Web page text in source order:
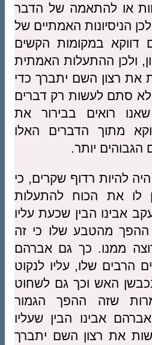
או להתאמה של הדבר
הניסיונות האמתיים של
דווקא במקומות הקשים
ולכן ההתעלות האמתית
רצון השם יתברך כדי
סתם לעשות רק דברים
רואים בבירור את
מתוך הדברים האלו
הגבוהים יותר.
להיות רדוף שקרים, כי
לו את הכוח להתעלות
אבינו הבין שכעת עליו
מהטבע שלו כי זה
ממנו. כך גם אברהם
הרבים שלו, עליו לנקוט
האש וכך גם לשחוט
שזה ההפך הגמור
אבינו הבין שעליו
את רצון השם יתברך